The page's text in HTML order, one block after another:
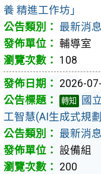
養 精進工作坊」
最新消息
輔導室
108
2026-
轉知
國
工智慧(AI生成式規
最新消息
設備組
200